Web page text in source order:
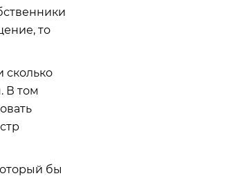
то
сколько
В том
бы